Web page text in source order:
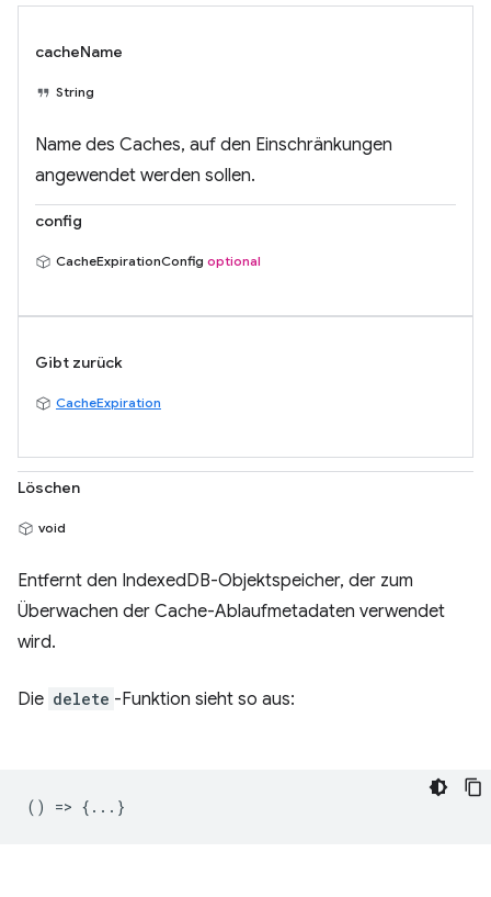
cacheName
String
Name des Caches, auf den Einschränkungen
angewendet werden sollen.
config
CacheExpirationConfig optional
Gibt zurück
CacheExpiration
Löschen
void
Entfernt den IndexedDB-Objektspeicher, der zum
Überwachen der Cache-Ablaufmetadaten verwendet
wird.
Die delete -Funktion sieht so aus:
() => {...}